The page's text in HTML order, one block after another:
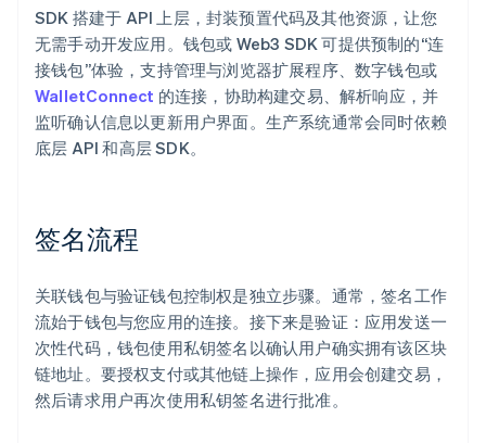
SDK 搭建于 API 上层，封装预置代码及其他资源，让您
无需手动开发应用。钱包或 Web3 SDK 可提供预制的“连
接钱包”体验，支持管理与浏览器扩展程序、数字钱包或
WalletConnect 的连接，协助构建交易、解析响应，并
监听确认信息以更新用户界面。生产系统通常会同时依赖
底层 API 和高层 SDK。
签名流程
关联钱包与验证钱包控制权是独立步骤。通常，签名工作
流始于钱包与您应用的连接。接下来是验证：应用发送一
次性代码，钱包使用私钥签名以确认用户确实拥有该区块
链地址。要授权支付或其他链上操作，应用会创建交易，
然后请求用户再次使用私钥签名进行批准。